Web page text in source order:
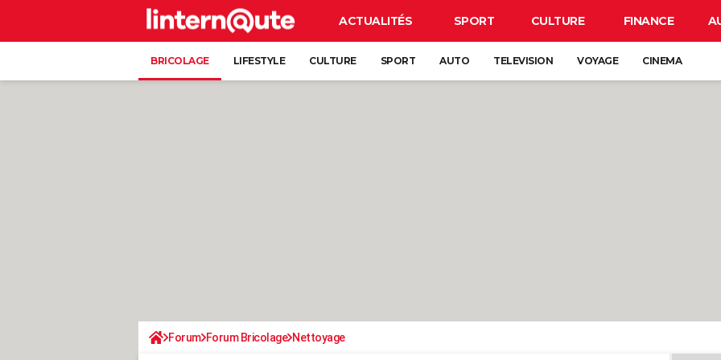
ACTUALITÉS SPORT CULTURE FINANCE
BRICOLAGE LIFESTYLE CULTURE SPORT AUTO TELEVISION VOYAGE CINEMA
Forum Forum Bricolage Nettoyage